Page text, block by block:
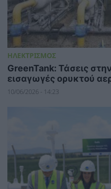
ΗΛΕΚΤΡΙΣΜΟΣ
GreenTank: Τάσεις
εισαγωγές ορυκτού
10/06/2026 - 14:23